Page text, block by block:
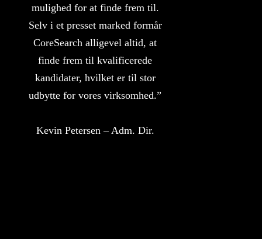
mulighed for at finde frem til.
Selv i et presset marked formår
CoreSearch alligevel altid, at
finde frem til kvalificerede
kandidater, hvilket er til stor
udbytte for vores virksomhed.”
Kevin Petersen – Adm. Dir.